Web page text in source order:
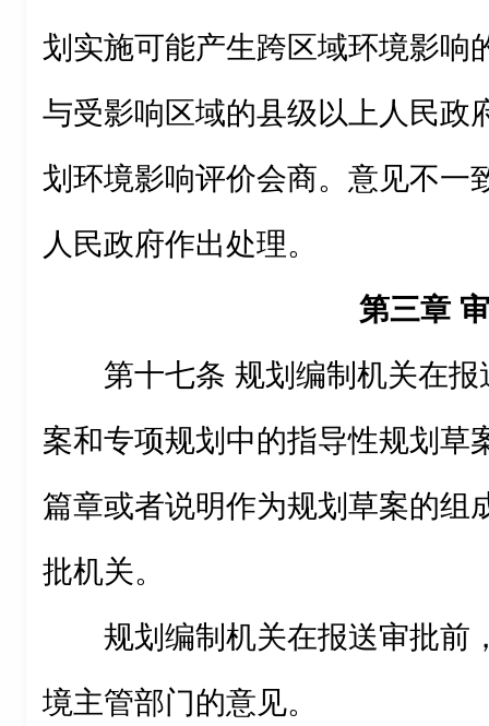
划实施可能产生跨区域环境影响
与受影响区域的县级以上人民政
划环境影响评价会商。意见不一
人民政府作出处理。
第三章
第十七条 规划编制机关在
案和专项规划中的指导性规划草
篇章或者说明作为规划草案的组
批机关。
规划编制机关在报送审批前
境主管部门的意见。